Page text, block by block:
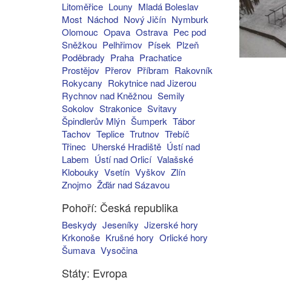
Litoměřice Louny Mladá Boleslav
Most Náchod Nový Jičín Nymburk
Olomouc Opava Ostrava Pec pod
Sněžkou Pelhřimov Písek Plzeň
Poděbrady Praha Prachatice
Prostějov Přerov Příbram Rakovník
Rokycany Rokytnice nad Jizerou
Rychnov nad Kněžnou Semily
Sokolov Strakonice Svitavy
Špindlerův Mlýn Šumperk Tábor
Tachov Teplice Trutnov Třebíč
Třinec Uherské Hradiště Ústí nad
Labem Ústí nad Orlicí Valašské
Klobouky Vsetín Vyškov Zlín
Znojmo Žďár nad Sázavou
Pohoří: Česká republika
Beskydy Jeseníky Jizerské hory
Krkonoše Krušné hory Orlické hory
Šumava Vysočina
Státy: Evropa